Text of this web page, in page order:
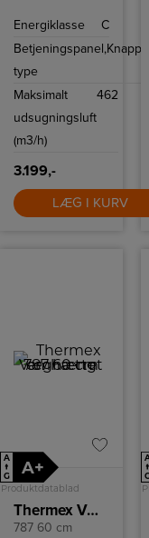
motor. Den kan
hastigheder.
Energiklasse
C
Betjeningspanel,
type
Knapper
Maksimalt
udsugningsluft
(m3/h)
462
3.199,-
LÆG I KURV
A
↑
G
A+
Produktdatablad
Thermex Væghængt emhætte
787 60 cm
↑